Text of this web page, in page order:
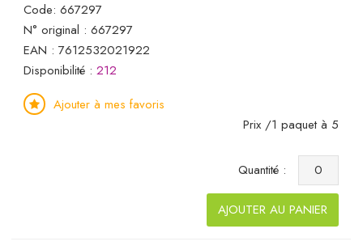
Code: 667297
N° original : 667297
EAN : 7612532021922
Disponibilité : 212
Ajouter à mes favoris
Prix /1 paquet à 5
Quantité :
AJOUTER AU PANIER